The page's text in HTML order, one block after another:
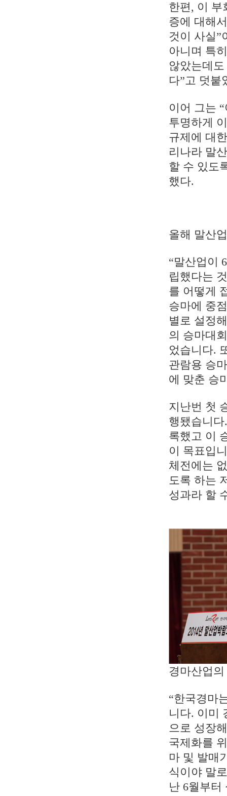
한편, 이 부
증에 대해
것이 사실”
아니며 특
않았는데
다”고 덧붙
이어 그는
투명하게
규제에 대
리나라 말
할 수 있도
했다.
올해 말산
“말산업이
립했다는
를 어떻게
승마에 중
별로 설정
의 승마대
었습니다.
관람용 승
에 맞춘 승
지난번 첫
행됐습니
록했고 이
이 목표입
체전에는
도록 하는
성과라 할
경마산업
“한국경마
니다. 이미
으로 성장
국제화를
마 및 발매
식이야 말
난 6월부터